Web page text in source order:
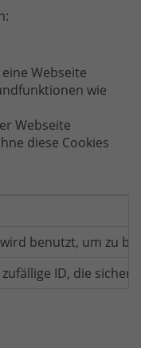
Webseite
wie
Webseite
diese Cookies
benutzt, um zu
ID, die